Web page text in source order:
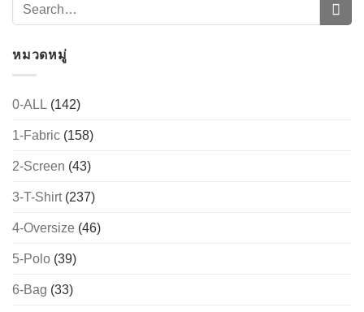
หมวดหมู่
0-ALL (142)
1-Fabric (158)
2-Screen (43)
3-T-Shirt(237)
4-Oversize (46)
5-Polo (39)
6-Bag (33)